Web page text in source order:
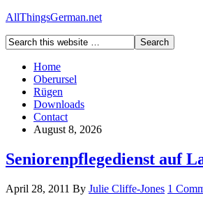
AllThingsGerman.net
Home
Oberursel
Rügen
Downloads
Contact
August 8, 2026
Seniorenpflegedienst auf
April 28, 2011 By Julie Cliffe-Jones 1